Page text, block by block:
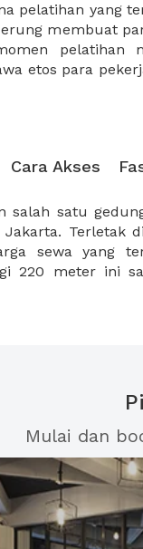
pelatihan yang
membuat
pelatihan
etos para
hadir sebagai
Cara Akses
salah satu
Terletak
sewa yang
220 meter ini
membuat
Mulai dan